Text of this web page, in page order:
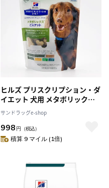
ヒルズ プリスクリプション・ダ
イエット 犬用 メタボリックス
ビスケット 80g
サンドラッグe-shop
998 円 （税込）
積算 9 マイル (1倍)